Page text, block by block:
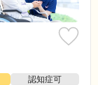
認知症可